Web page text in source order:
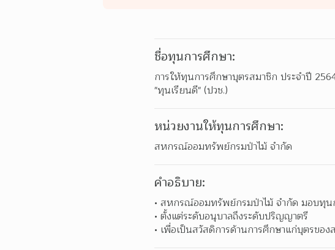
ชื่อทุนการศึกษา:
การให้ทุนการศึกษาบุตรสมาชิก ประจำปี
"ทุนเรียนดี" (ปวช.)
หน่วยงานให้ทุนการศึกษา:
สหกรณ์ออมทรัพย์กรมป่าไม้ จำกัด
คำอธิบาย:
สหกรณ์ออมทรัพย์กรมป่าไม้ จำกัด มอบทุน
ตั้งแต่ระดับอนุบาลถึงระดับปริญญาตรี
เพื่อเป็นสวัสดิการด้านการศึกษาแก่บุตรข